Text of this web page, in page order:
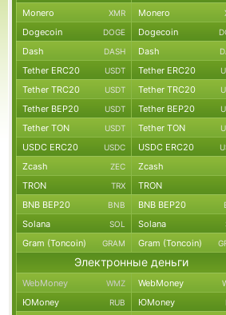
Monero XMR Monero
Dogecoin DOGE Dogecoin
Dash DASH Dash
Tether ERC20 USDT Tether ERC20
Tether TRC20 USDT Tether TRC20
Tether BEP20 USDT Tether BEP20
Tether TON USDT Tether TON
USDC ERC20 USDC USDC ERC20
Zcash ZEC Zcash
TRON TRX TRON
BNB BEP20 BNB BNB BEP20
Solana SOL Solana
Gram (Toncoin) GRAM Gram (Toncoin)
Электронные деньги
WebMoney WMZ WebMoney
ЮMoney RUB ЮMoney